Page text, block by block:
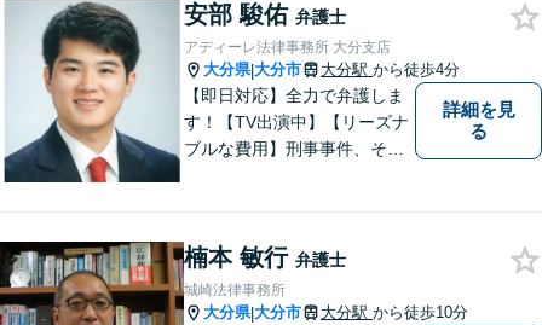
安部 駿佑 弁護士
アディーレ法律事務所 大分支店
大分県|大分市 大分駅 から徒歩4分
【即日対応】全力で弁護しま
す！【TV出演中】【リーズナ
ブルな費用】刑事事件、その
分駅４分】
詳細を見
る
楠本 敏行 弁護士
城崎法律事務所
大分県|大分市 大分駅 から徒歩10分